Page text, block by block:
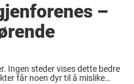
–
Ingen steder vises dette bedre
får noen dyr til å mislike